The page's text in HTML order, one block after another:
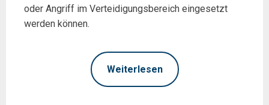
oder Angriff im Verteidigungsbereich eingesetzt
werden können.
Weiterlesen